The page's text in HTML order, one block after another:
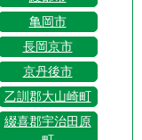
亀岡市
長岡京市
京丹後市
乙訓郡大山崎町
綴喜郡宇治田原